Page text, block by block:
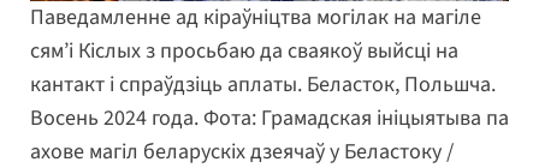
Паведамленне ад кіраўніцтва могілак на магіле
сям’і Кіслых з просьбаю да сваякоў выйсці на
кантакт і спраўдзіць аплаты. Беласток, Польшча.
Восень 2024 года. Фота: Грамадская ініцыятыва па
ахове магіл беларускіх дзеячаў у Беластоку /